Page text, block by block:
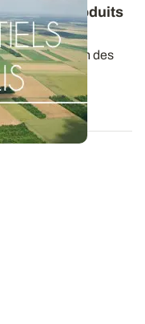
produits
la germination des